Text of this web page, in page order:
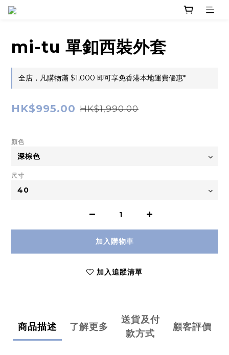
mi-tu 單釦西裝外套
全店，凡購物滿 $1,000 即可享免香港本地運費優惠*
HK$995.00 HK$1,990.00
顏色
尺寸
加入購物車
加入追蹤清單
商品描述 了解更多
送貨及付
款方式
顧客評價